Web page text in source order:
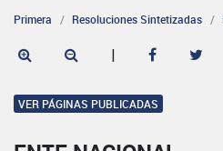
Primera Resoluciones Sintetizadas
|
VER PÁGINAS PUBLICADAS